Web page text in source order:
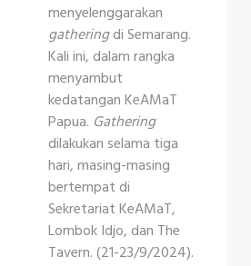
menyelenggarakan
gatheringdi Semarang.
Kali ini, dalam rangka
menyambut
kedatangan KeAMaT
Papua. Gathering
dilakukan selama tiga
hari, masing-masing
bertempat di
Sekretariat KeAMaT,
Lombok Idjo, dan The
Tavern. (21-23/9/2024).